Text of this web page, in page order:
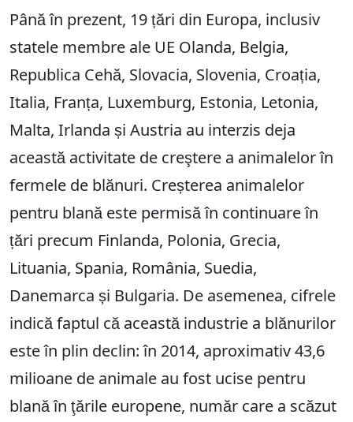
Până în prezent, 19 țări din Europa, inclusiv
statele membre ale UE Olanda, Belgia,
Republica Cehă, Slovacia, Slovenia, Croația,
Italia, Franța, Luxemburg, Estonia, Letonia,
Malta, Irlanda și Austria au interzis deja
această activitate de creştere a animalelor în
fermele de blănuri. Creșterea animalelor
pentru blană este permisă în continuare în
țări precum Finlanda, Polonia, Grecia,
Lituania, Spania, România, Suedia,
Danemarca și Bulgaria. De asemenea, cifrele
indică faptul că această industrie a blănurilor
este în plin declin: în 2014, aproximativ 43,6
milioane de animale au fost ucise pentru
blană în ţările europene, număr care a scăzut